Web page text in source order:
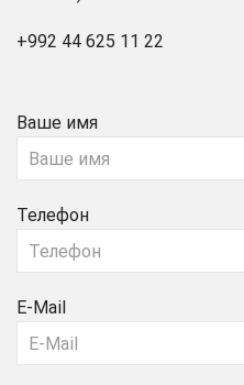
+992 44 625 11 22
Ваше имя
Телефон
E-Mail